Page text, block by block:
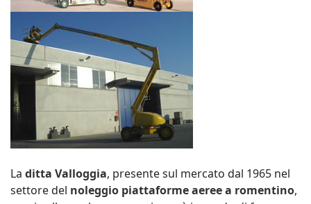
La ditta Valloggia, presente sul mercato dal 1965 nel
settore del noleggio piattaforme aeree a romentino,